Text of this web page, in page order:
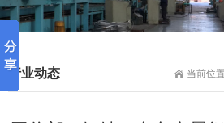
当前位
行业动态